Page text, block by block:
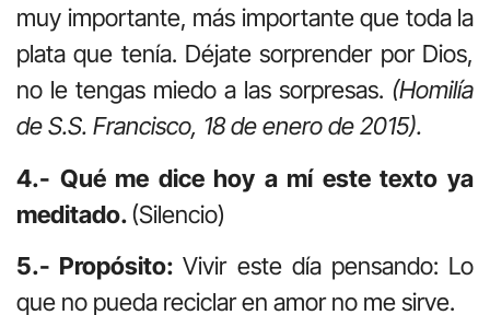
muy importante, más importante que toda la
plata que tenía. Déjate sorprender por Dios,
no le tengas miedo a las sorpresas. (Homilía
de S.S. Francisco, 18 de enero de 2015).
4.- Qué me dice hoy a mí este texto ya
meditado.(Silencio)
5.- Propósito:Vivir este día pensando: Lo
que no pueda reciclar en amor no me sirve.